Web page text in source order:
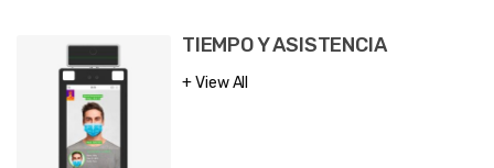
TIEMPO Y ASISTENCIA
View All